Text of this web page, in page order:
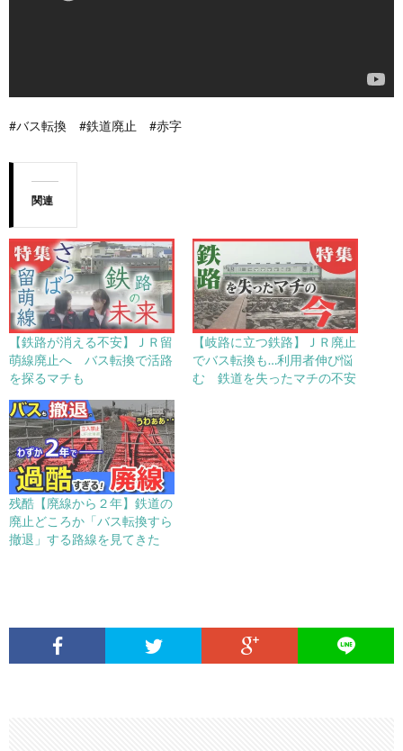
#バス転換 #鉄道廃止 #赤字
関連
【鉄路が消える不安】ＪＲ留
萌線廃止へ バス転換で活路
を探るマチも
【岐路に立つ鉄路】ＪＲ廃止
でバス転換も…利用者伸び悩
む 鉄道を失ったマチの不安
残酷【廃線から２年】鉄道の
廃止どころか「バス転換すら
撤退」する路線を見てきた